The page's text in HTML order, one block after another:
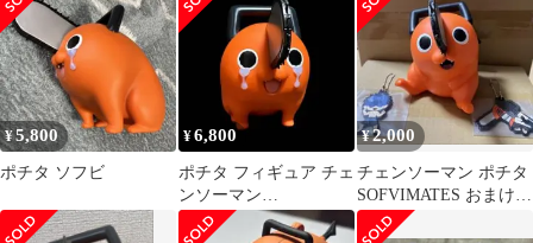
は泣きながら俺を待っ
ていた～ ポチタ フィギ
ュア
きながら俺を待ってい
た
¥5,800
ポチタ ソフビ
¥6,800
ポチタ フィギュア チェ
ンソーマン
SOFVIMATES
¥2,000
チェンソーマン ポチタ
SOFVIMATES おまけ付
き